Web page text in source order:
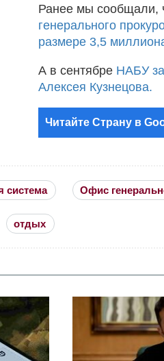
Ранее мы сообщали,
генерального
размере 3,5
А в сентябре НАБУ
Алексея Кузнецова.
Читайте Страну в
система Офис
отдых